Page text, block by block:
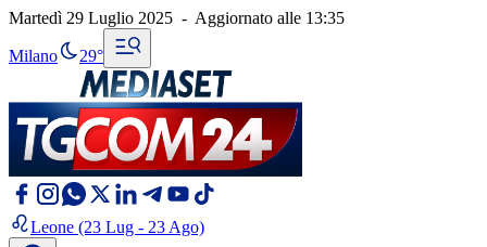
Martedì 29 Luglio 2025 - Aggiornato alle 13:35
Milano 29°
Leone (23 Lug - 23 Ago)